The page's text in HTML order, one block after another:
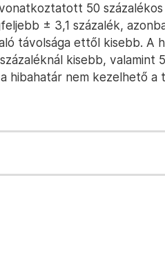
50
± 3,1 százalék,
távolsága ettől kisebb. A
kisebb, valamint
hibahatár nem kezelhető a